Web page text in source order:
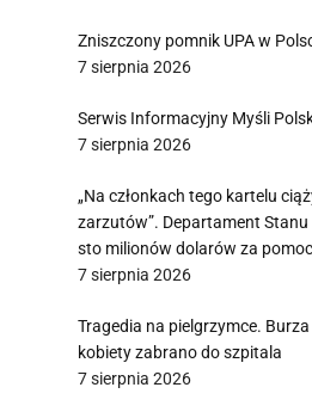
Zniszczony pomnik UPA w
7 sierpnia 2026
Serwis Informacyjny Myśli
7 sierpnia 2026
„Na członkach tego kartelu
zarzutów”. Departament Stanu
sto milionów dolarów za pomoc
7 sierpnia 2026
Tragedia na pielgrzymce.
kobiety zabrano do szpitala
7 sierpnia 2026